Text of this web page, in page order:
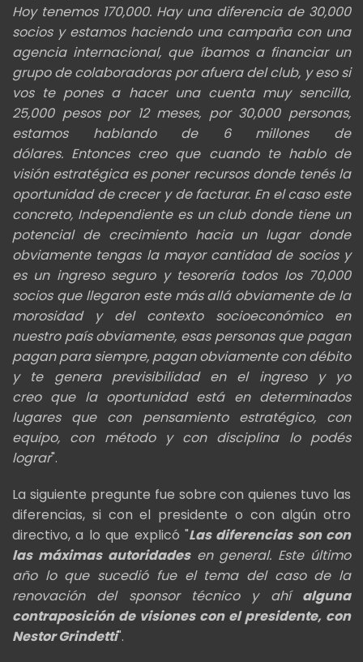
Hoy tenemos 170,000. Hay una diferencia de 30,000
socios y estamos haciendo una campaña con una
agencia internacional, que íbamos a financiar un
grupo de colaboradoras por afuera del club, y eso si
vos te pones a hacer una cuenta muy sencilla,
25,000 pesos por 12 meses, por 30,000 personas,
estamos hablando de 6 millones de
dólares. Entonces creo que cuando te hablo de
visión estratégica es poner recursos donde tenés la
oportunidad de crecer y de facturar. En el caso este
concreto, Independiente es un club donde tiene un
potencial de crecimiento hacia un lugar donde
obviamente tengas la mayor cantidad de socios y
es un ingreso seguro y tesorería todos los 70,000
socios que llegaron este más allá obviamente de la
morosidad y del contexto socioeconómico en
nuestro país obviamente, esas personas que pagan
pagan para siempre, pagan obviamente con débito
y te genera previsibilidad en el ingreso y yo
creo que la oportunidad está en determinados
lugares que con pensamiento estratégico, con
equipo, con método y con disciplina lo podés
lograr".
La siguiente pregunte fue sobre con quienes tuvo las
diferencias, si con el presidente o con algún otro
directivo, a lo que explicó "Las diferencias son con
las máximas autoridadesen general. Este último
año lo que sucedió fue el tema del caso de la
renovación del sponsor técnico y ahí alguna
contraposición de visiones con el presidente, con
Nestor Grindetti".